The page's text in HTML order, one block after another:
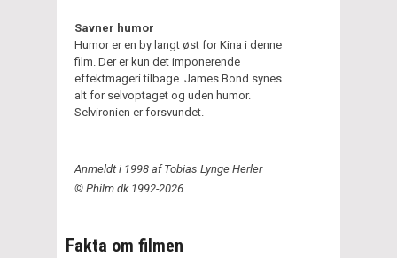
Savner humor
Humor er en by langt øst for Kina i denne
film. Der er kun det imponerende
effektmageri tilbage. James Bond synes
alt for selvoptaget og uden humor.
Selvironien er forsvundet.
Anmeldt i 1998 af Tobias Lynge Herler
© Philm.dk 1992-2026
Fakta om filmen